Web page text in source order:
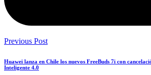
Previous Post
Huawei lanza en Chile los nuevos FreeBuds 7i con
Inteligente 4.0